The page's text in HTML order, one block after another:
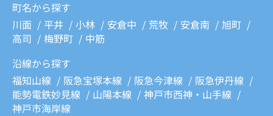
町名から探す
川面
平井 小林 安倉中 荒牧 安倉南
旭町
高司
梅野町
中筋
沿線から探す
福知山線
阪急宝塚本線 阪急今津線
阪急伊丹線
能勢電鉄妙見線
山陽本線
神戸市西神・山手線
神戸市海岸線